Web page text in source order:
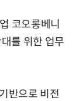
코오롱베니
를 위한 업무
반으로 비전